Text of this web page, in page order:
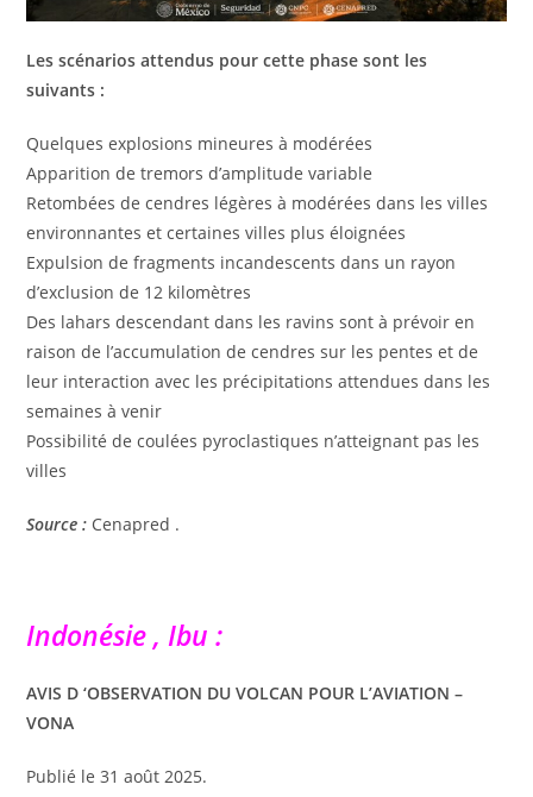
Les scénarios attendus pour cette phase sont les
suivants :
Quelques explosions mineures à modérées
Apparition de tremors d’amplitude variable
Retombées de cendres légères à modérées dans les villes
environnantes et certaines villes plus éloignées
Expulsion de fragments incandescents dans un rayon
d’exclusion de 12 kilomètres
Des lahars descendant dans les ravins sont à prévoir en
raison de l’accumulation de cendres sur les pentes et de
leur interaction avec les précipitations attendues dans les
semaines à venir
Possibilité de coulées pyroclastiques n’atteignant pas les
villes
Source : Cenapred .
Indonésie , Ibu :
AVIS D ‘OBSERVATION DU VOLCAN POUR L’AVIATION –
VONA
Publié le 31 août 2025.